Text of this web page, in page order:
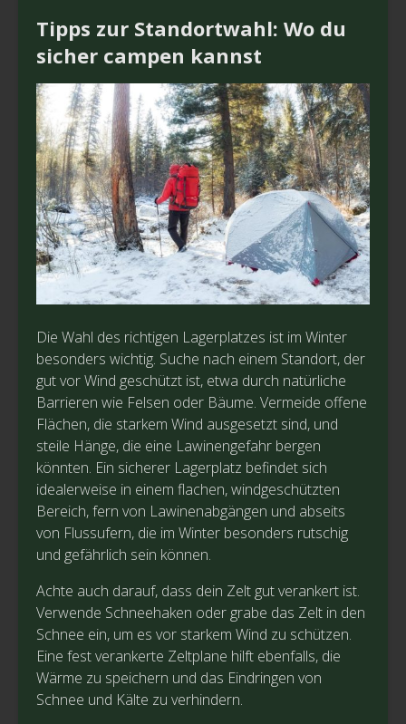
Tipps zur Standortwahl: Wo du
sicher campen kannst
Die Wahl des richtigen Lagerplatzes ist im Winter
besonders wichtig. Suche nach einem Standort, der
gut vor Wind geschützt ist, etwa durch natürliche
Barrieren wie Felsen oder Bäume. Vermeide offene
Flächen, die starkem Wind ausgesetzt sind, und
steile Hänge, die eine Lawinengefahr bergen
könnten. Ein sicherer Lagerplatz befindet sich
idealerweise in einem flachen, windgeschützten
Bereich, fern von Lawinenabgängen und abseits
von Flussufern, die im Winter besonders rutschig
und gefährlich sein können.
Achte auch darauf, dass dein Zelt gut verankert ist.
Verwende Schneehaken oder grabe das Zelt in den
Schnee ein, um es vor starkem Wind zu schützen.
Eine fest verankerte Zeltplane hilft ebenfalls, die
Wärme zu speichern und das Eindringen von
Schnee und Kälte zu verhindern.